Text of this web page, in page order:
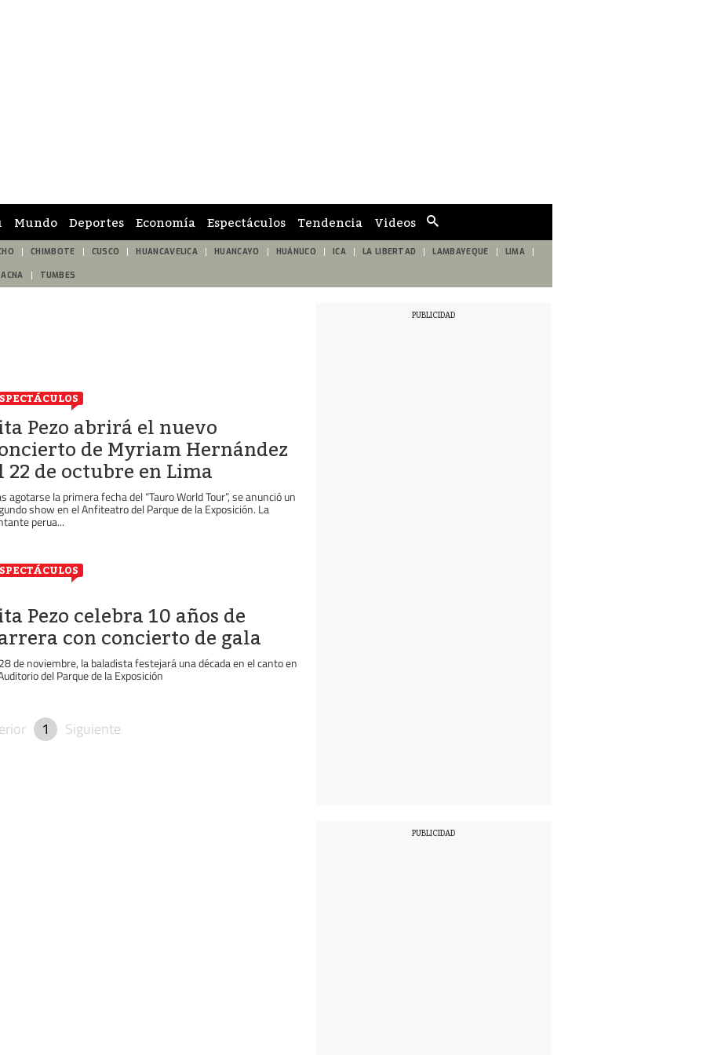
de
búsqueda
Mundo Deportes Economía Espectáculos Tendencia Videos
CHIMBOTE CUSCO HUANCAVELICA HUANCAYO HUÁNUCO ICA LA LIBERTAD LAMBAYEQUE LIMA
TUMBES
Pezo abrirá el nuevo
de Myriam Hernández
22 de octubre en Lima
agotarse la primera fecha del “Tauro World Tour”, se anunció un
show en el Anfiteatro del Parque de la Exposición. La
perua...
Pezo celebra 10 años de
con concierto de gala
de noviembre, la baladista festejará una década en el canto en
del Parque de la Exposición
1 Siguiente